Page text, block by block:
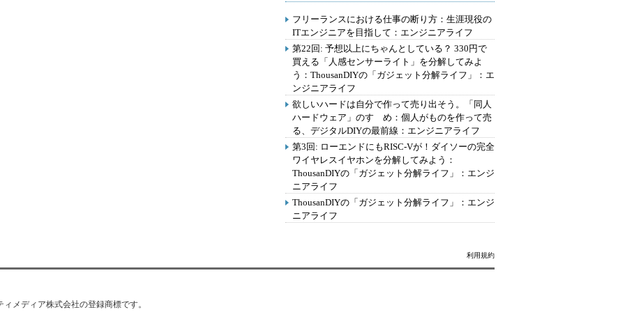
フリーランスにおける仕事の断り方：生涯現役の
ITエンジニアを目指して：エンジニアライフ
第22回: 予想以上にちゃんとしている？ 330円で
買える「人感センサーライト」を分解してみよ
う：ThousanDIYの「ガジェット分解ライフ」：エ
ンジニアライフ
欲しいハードは自分で作って売り出そう。「同人
ハードウェア」のすゝめ：個人がものを作って売
る、デジタルDIYの最前線：エンジニアライフ
第3回: ローエンドにもRISC-Vが！ダイソーの完全
ワイヤレスイヤホンを分解してみよう：
ThousanDIYの「ガジェット分解ライフ」：エンジ
ニアライフ
ThousanDIYの「ガジェット分解ライフ」：エンジ
ニアライフ
利用規約
ィメディア株式会社の登録商標です。